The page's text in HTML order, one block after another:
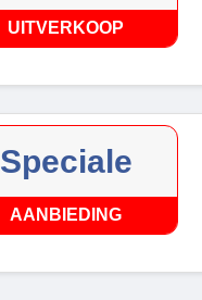
UITVERKOOP
Speciale
AANBIEDING